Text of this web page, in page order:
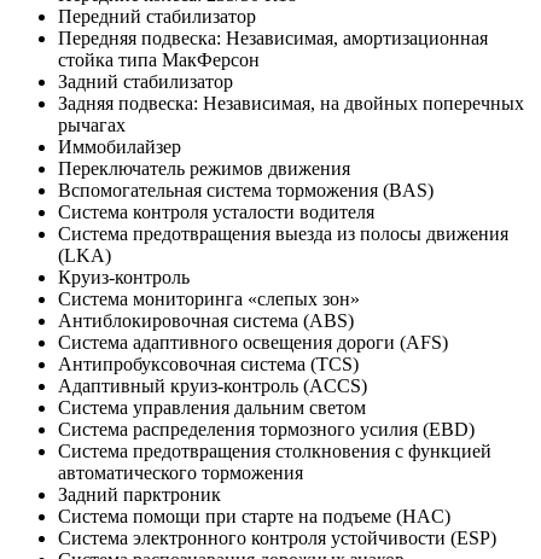
Передний стабилизатор
Передняя подвеска: Независимая, амортизационная
стойка типа МакФерсон
Задний стабилизатор
Задняя подвеска: Независимая, на двойных поперечных
рычагах
Иммобилайзер
Переключатель режимов движения
Вспомогательная система торможения (BAS)
Система контроля усталости водителя
Система предотвращения выезда из полосы движения
(LKA)
Круиз-контроль
Система мониторинга «слепых зон»
Антиблокировочная система (ABS)
Система адаптивного освещения дороги (AFS)
Антипробуксовочная система (TCS)
Адаптивный круиз-контроль (ACCS)
Система управления дальним светом
Система распределения тормозного усилия (EBD)
Система предотвращения столкновения с функцией
автоматического торможения
Задний парктроник
Система помощи при старте на подъеме (HAC)
Система электронного контроля устойчивости (ESP)